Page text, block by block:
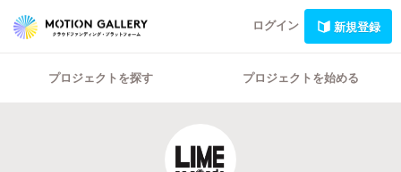
ログイン 新規登録
プロジェクトを探す プロジェクトを始める